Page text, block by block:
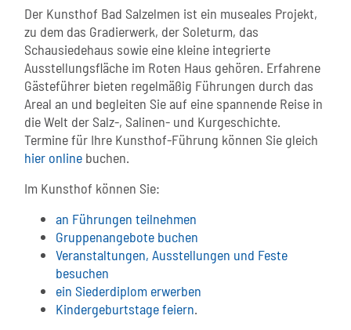
Der Kunsthof Bad Salzelmen ist ein museales Projekt,
zu dem das Gradierwerk, der Soleturm, das
Schausiedehaus sowie eine kleine integrierte
Ausstellungsfläche im Roten Haus gehören. Erfahrene
Gästeführer bieten regelmäßig Führungen durch das
Areal an und begleiten Sie auf eine spannende Reise in
die Welt der Salz-, Salinen- und Kurgeschichte.
Termine für Ihre Kunsthof-Führung können Sie gleich
hier online buchen.
Im Kunsthof können Sie:
an Führungen teilnehmen
Gruppenangebote buchen
Veranstaltungen, Ausstellungen und Feste
besuchen
ein Siederdiplom erwerben
Kindergeburtstage feiern.